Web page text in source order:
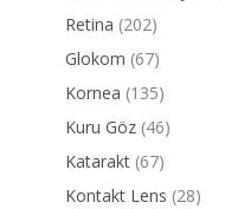
Retina (202)
Glokom (67)
Kornea (135)
Kuru Göz (46)
Katarakt (67)
Kontakt Lens (28)